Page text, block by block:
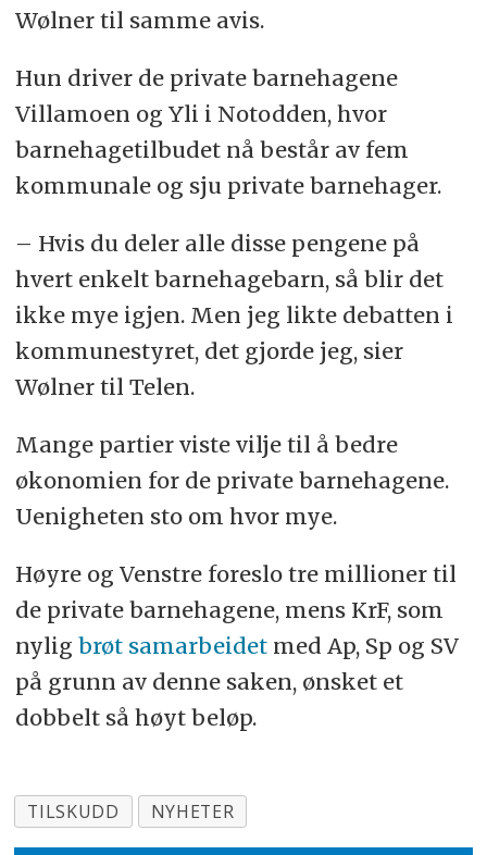
Wølner til samme avis.
Hun driver de private barnehagene
Villamoen og Yli i Notodden, hvor
barnehagetilbudet nå består av fem
kommunale og sju private barnehager.
– Hvis du deler alle disse pengene på
hvert enkelt barnehagebarn, så blir det
ikke mye igjen. Men jeg likte debatten i
kommunestyret, det gjorde jeg, sier
Wølner til Telen.
Mange partier viste vilje til å bedre
økonomien for de private barnehagene.
Uenigheten sto om hvor mye.
Høyre og Venstre foreslo tre millioner til
de private barnehagene, mens KrF, som
nylig brøt samarbeidet med Ap, Sp og SV
på grunn av denne saken, ønsket et
dobbelt så høyt beløp.
TILSKUDD NYHETER